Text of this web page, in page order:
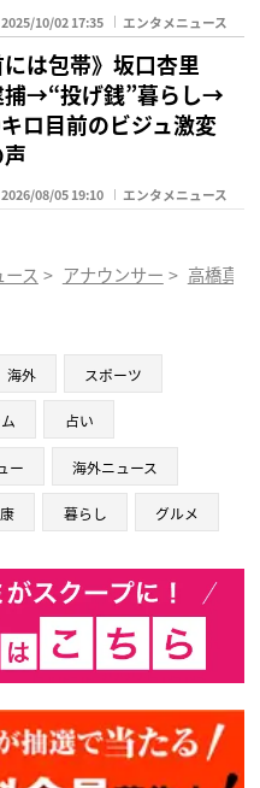
2025/10/02 17:35 エンタメニュース
には包帯》坂口杏里
捕→“投げ銭”暮らし→
ロ目前のビジュ激変
2026/08/05 19:10 エンタメニュース
ス > アナウンサー > 高橋真麻
海外 スポーツ
占い
ー 海外ニュース
暮らし グルメ